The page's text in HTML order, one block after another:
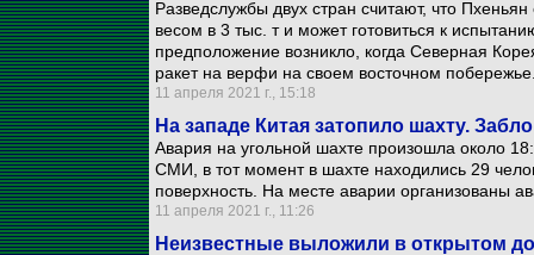
Разведслужбы двух стран считают, что
весом в 3 тыс. т и может готовиться к
предположение возникло, когда Северная
ракет на верфи на своем восточном
11 апреля 2021 г., 15:18
На западе Китая затопило шахту.
Авария на угольной шахте произошла около
СМИ, в тот момент в шахте находились 29
поверхность. На месте аварии организованы
11 апреля 2021 г., 11:26
Неизвестные выложили в открытом